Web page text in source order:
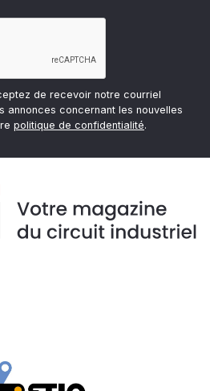
de recevoir notre courriel
annonces concernant les nouvelles
politique de confidentialité.